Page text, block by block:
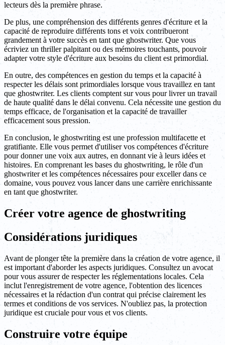
lecteurs dès la première phrase.
De plus, une compréhension des différents genres d'écriture et la
capacité de reproduire différents tons et voix contribueront
grandement à votre succès en tant que ghostwriter. Que vous
écriviez un thriller palpitant ou des mémoires touchants, pouvoir
adapter votre style d'écriture aux besoins du client est primordial.
En outre, des compétences en gestion du temps et la capacité à
respecter les délais sont primordiales lorsque vous travaillez en tant
que ghostwriter. Les clients comptent sur vous pour livrer un travail
de haute qualité dans le délai convenu. Cela nécessite une gestion du
temps efficace, de l'organisation et la capacité de travailler
efficacement sous pression.
En conclusion, le ghostwriting est une profession multifacette et
gratifiante. Elle vous permet d'utiliser vos compétences d'écriture
pour donner une voix aux autres, en donnant vie à leurs idées et
histoires. En comprenant les bases du ghostwriting, le rôle d'un
ghostwriter et les compétences nécessaires pour exceller dans ce
domaine, vous pouvez vous lancer dans une carrière enrichissante
en tant que ghostwriter.
Créer votre agence de ghostwriting
Considérations juridiques
Avant de plonger tête la première dans la création de votre agence, il
est important d'aborder les aspects juridiques. Consultez un avocat
pour vous assurer de respecter les réglementations locales. Cela
inclut l'enregistrement de votre agence, l'obtention des licences
nécessaires et la rédaction d'un contrat qui précise clairement les
termes et conditions de vos services. N'oubliez pas, la protection
juridique est cruciale pour vous et vos clients.
Construire votre équipe